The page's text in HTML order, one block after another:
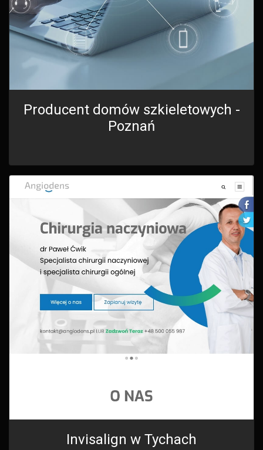
Producent domów szkieletowych -
Poznań
Invisalign w Tychach